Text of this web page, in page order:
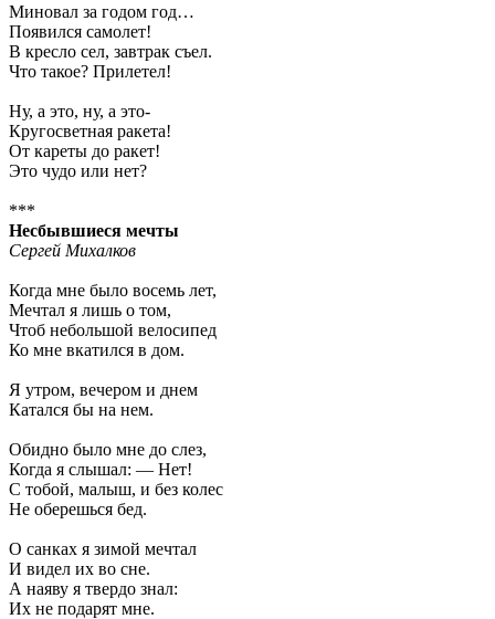
Миновал за годом год…
Появился самолет!
В кресло сел, завтрак съел.
Что такое? Прилетел!
Ну, а это, ну, а это-
Кругосветная ракета!
От кареты до ракет!
Это чудо или нет?
***
Несбывшиеся мечты
Сергей Михалков
Когда мне было восемь лет,
Мечтал я лишь о том,
Чтоб небольшой велосипед
Ко мне вкатился в дом.
Я утром, вечером и днем
Катался бы на нем.
Обидно было мне до слез,
Когда я слышал: — Нет!
С тобой, малыш, и без колес
Не оберешься бед.
О санках я зимой мечтал
И видел их во сне.
А наяву я твердо знал:
Их не подарят мне.